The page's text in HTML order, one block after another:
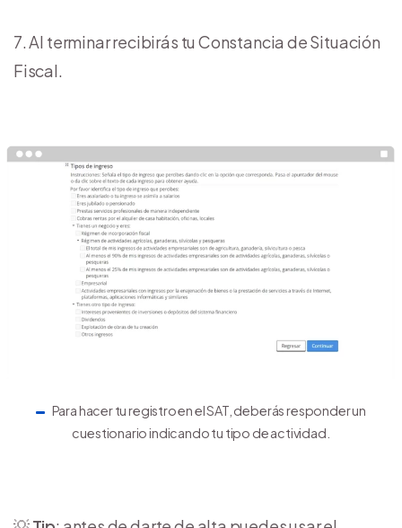
Al terminar recibirás tu Constancia de Situación
Fiscal.
Para hacer tu registro en el SAT, deberás responder un
cuestionario indicando tu tipo de actividad.